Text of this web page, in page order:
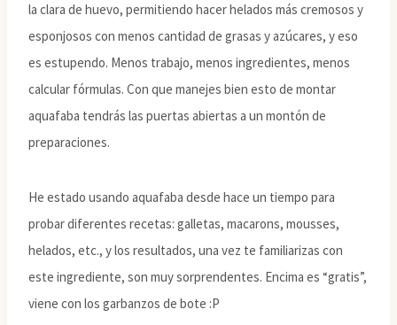
la clara de huevo, permitiendo hacer helados más cremosos y
esponjosos con menos cantidad de grasas y azúcares, y eso
es estupendo. Menos trabajo, menos ingredientes, menos
calcular fórmulas. Con que manejes bien esto de montar
aquafaba tendrás las puertas abiertas a un montón de
preparaciones.
He estado usando aquafaba desde hace un tiempo para
probar diferentes recetas: galletas, macarons, mousses,
helados, etc., y los resultados, una vez te familiarizas con
este ingrediente, son muy sorprendentes. Encima es “gratis”,
viene con los garbanzos de bote :P